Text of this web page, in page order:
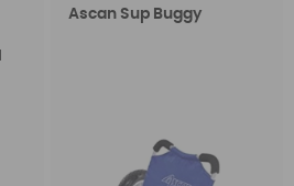
Ascan Sup Buggy